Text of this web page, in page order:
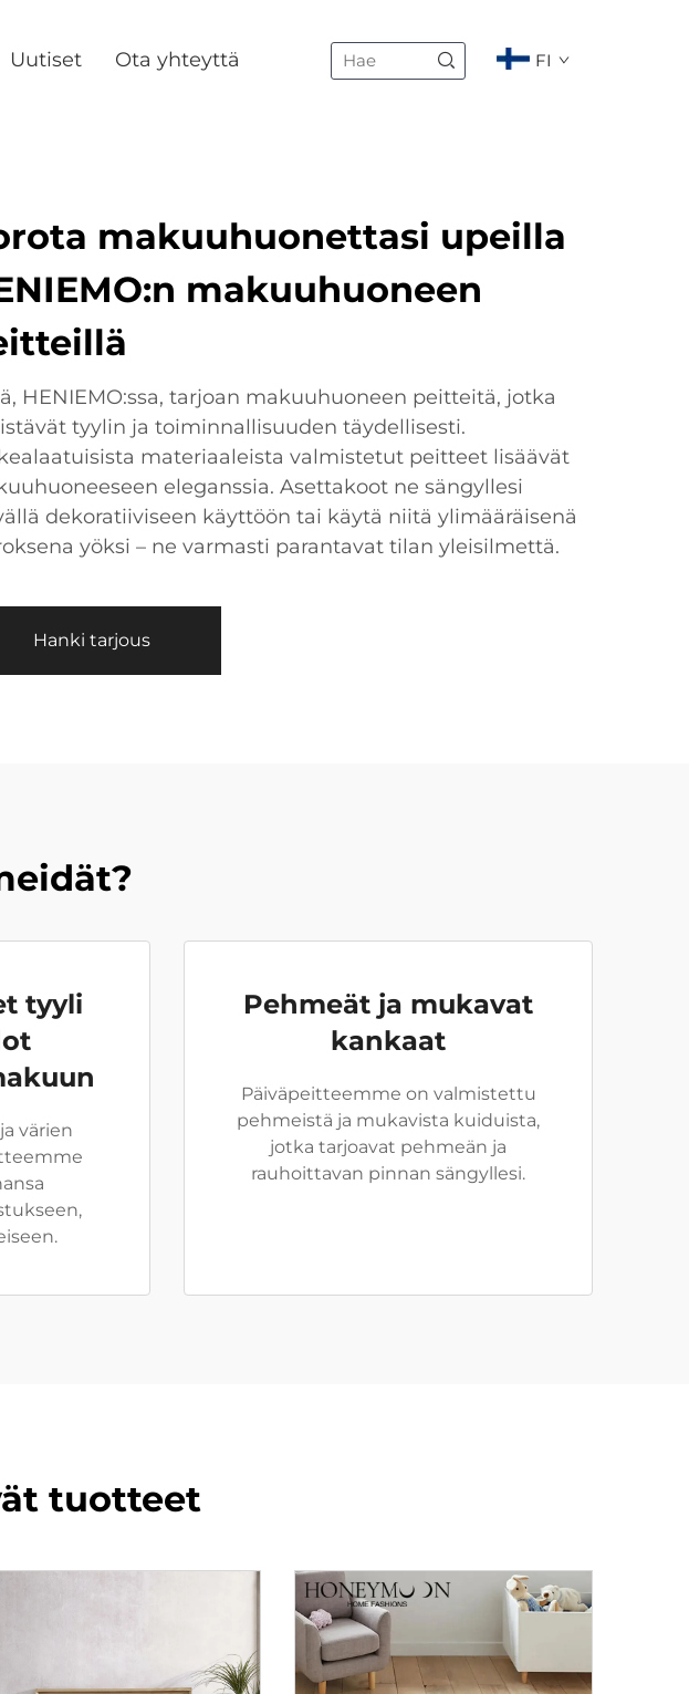
Uutiset Ota yhteyttä FI
makuuhuonettasi upeilla
makuuhuoneen
HENIEMO:ssa, tarjoan makuuhuoneen peitteitä, jotka
tyylin ja toiminnallisuuden täydellisesti.
materiaaleista valmistetut peitteet lisäävät
eleganssia. Asettakoot ne sängyllesi
dekoratiiviseen käyttöön tai käytä niitä ylimääräisenä
yöksi – ne varmasti parantavat tilan yleisilmettä.
Hanki tarjous
tyyli
värien
Pehmeät ja mukavat
kankaat
Päiväpeitteemme on valmistettu
pehmeistä ja mukavista kuiduista,
jotka tarjoavat pehmeän ja
rauhoittavan pinnan sängyllesi.
tuotteet